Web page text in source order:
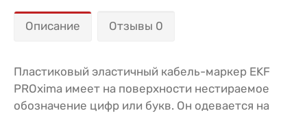
Описание Отзывы 0
Пластиковый эластичный кабель-маркер EKF
PROxima имеет на поверхности нестираемое
обозначение цифр или букв. Он одевается на